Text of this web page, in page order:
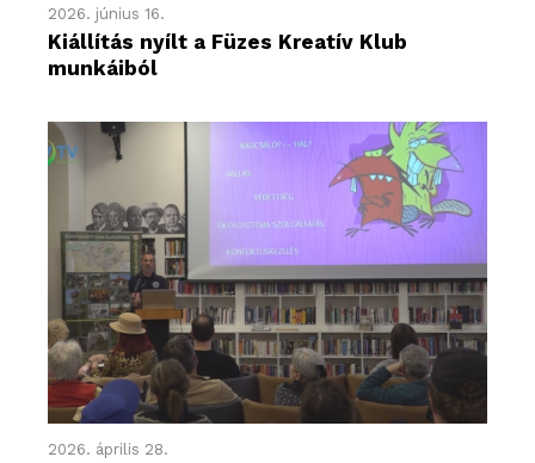
2026. június 16.
Kiállítás nyílt a Füzes Kreatív Klub
munkáiból
2026. április 28.